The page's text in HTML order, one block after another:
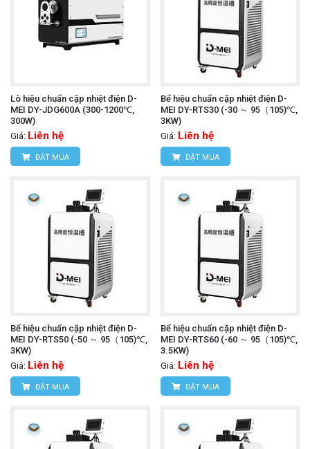
Lò hiệu chuẩn cặp nhiệt điện D-
MEI DY-JDG600A (300-1200℃,
300W)
Giá: Liên hệ
ĐẶT MUA
Bể hiệu chuẩn cặp nhiệt điện D-
MEI DY-RTS30 (-30 ～ 95（105)℃,
3KW)
Giá: Liên hệ
ĐẶT MUA
Bể hiệu chuẩn cặp nhiệt điện D-
MEI DY-RTS50 (-50 ～ 95（105)℃,
3KW)
Giá: Liên hệ
ĐẶT MUA
Bể hiệu chuẩn cặp nhiệt điện D-
MEI DY-RTS60 (-60 ～ 95（105)℃,
3.5KW)
Giá: Liên hệ
ĐẶT MUA